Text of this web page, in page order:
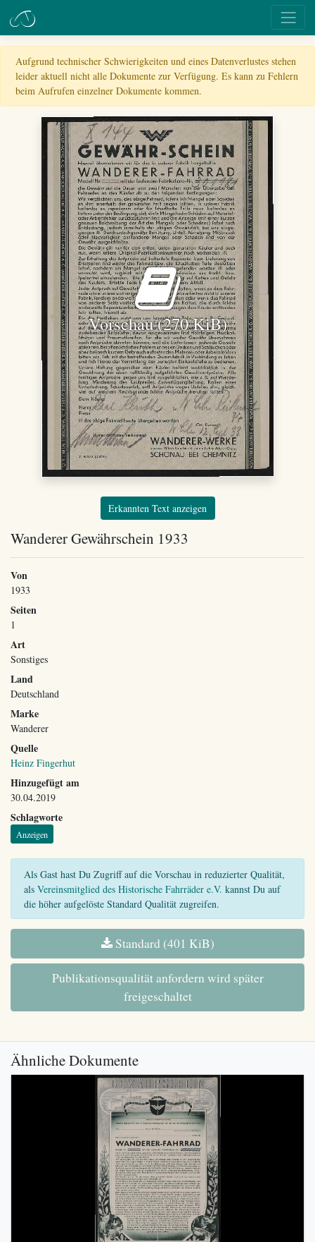
Aufgrund technischer Schwierigkeiten und eines Datenverlustes stehen
leider aktuell nicht alle Dokumente zur Verfügung. Es kann zu Fehlern
beim Aufrufen einzelner Dokumente kommen.
Vorschau (270 KiB)
Erkannten Text anzeigen
Wanderer Gewährschein 1933
Von
1933
Seiten
1
Art
Sonstiges
Land
Deutschland
Marke
Wanderer
Quelle
Heinz Fingerhut
Hinzugefügt am
30.04.2019
Schlagworte
Anzeigen
Als Gast hast Du Zugriff auf die Vorschau in reduzierter Qualität,
als Vereinsmitglied des Historische Fahrräder e.V. kannst Du auf
die höher aufgelöste Standard Qualität zugreifen.
Standard (401 KiB)
Publikationsqualität anfordern wird später
freigeschaltet
Ähnliche Dokumente